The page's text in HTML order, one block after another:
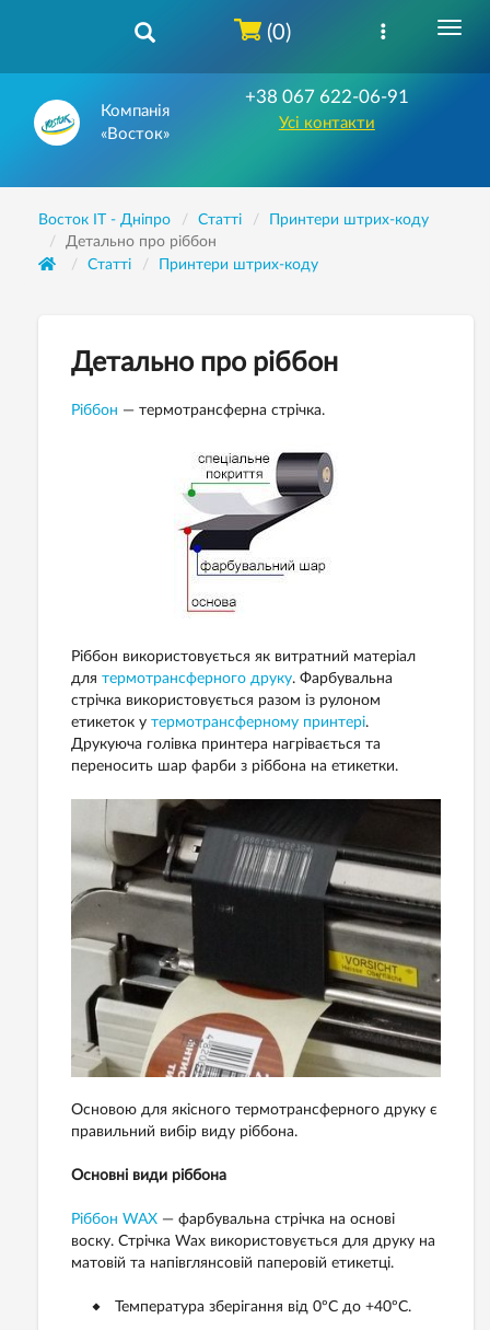
Компанія
«Восток»
+38 067 622-06-91
Усі контакти
(0)
Восток IT - Дніпро Статті
Принтери штрих-коду
Детально про ріббон
Статті
Принтери штрих-коду
Детально про ріббон
Ріббон — термотрансферна стрічка.
Ріббон використовується як витратний матеріал
для термотрансферного друку. Фарбувальна
стрічка використовується разом із рулоном
етикеток у термотрансферному принтері.
Друкуюча голівка принтера нагрівається та
переносить шар фарби з ріббона на етикетки.
Основою для якісного термотрансферного друку є
правильний вибір виду ріббона.
Основні види ріббона
Ріббон WAX — фарбувальна стрічка на основі
воску. Стрічка Wax використовується для друку на
матовій та напівглянсовій паперовій етикетці.
Температура зберігання від 0ºС до +40ºС.